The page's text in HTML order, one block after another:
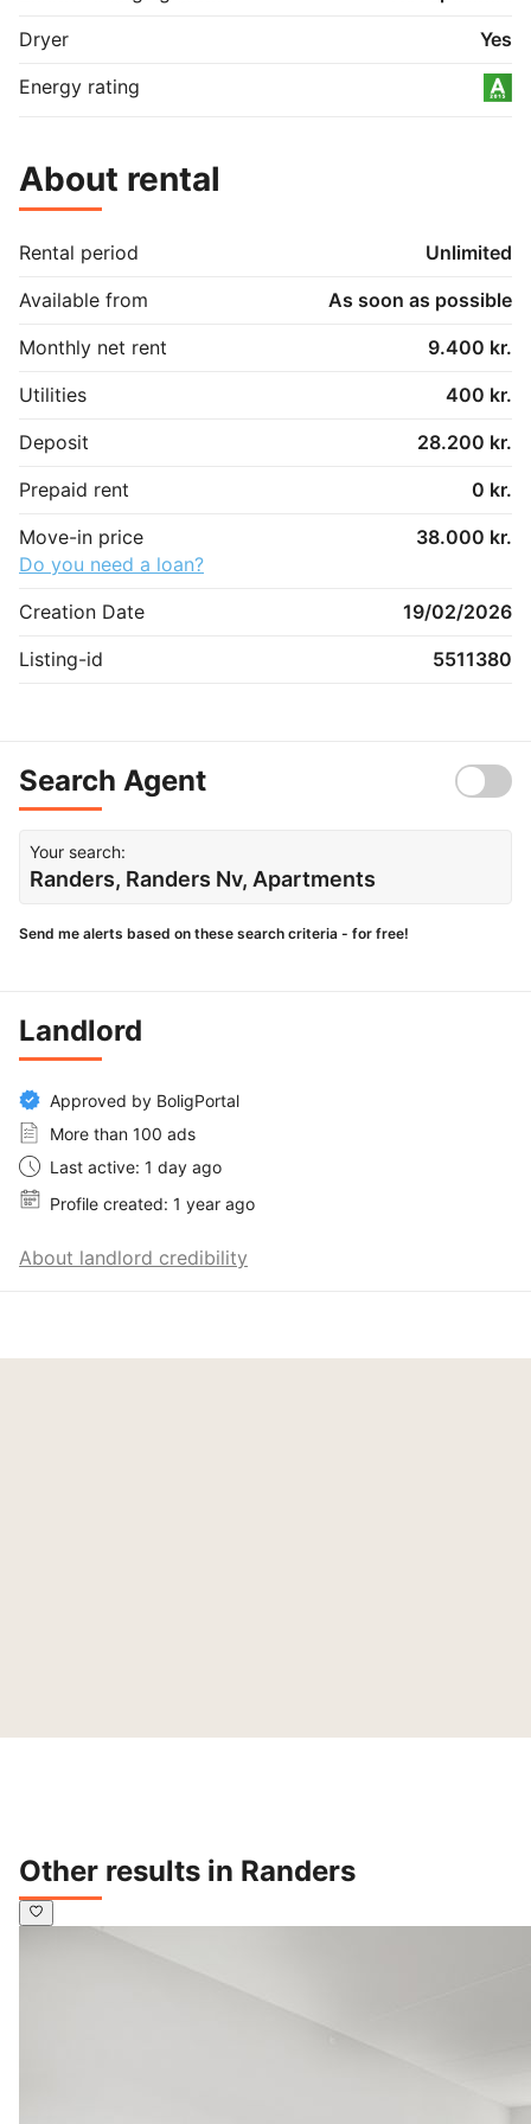
Dryer
Yes
Energy rating
About rental
Rental period
Unlimited
Available from
As soon as possible
Monthly net rent
9.400 kr.
Utilities
400 kr.
Deposit
28.200 kr.
Prepaid rent
0 kr.
Move-in price
38.000 kr.
Do you need a loan?
Creation Date
19/02/2026
Listing-id
5511380
Search Agent
Your search:
Randers, Randers Nv, Apartments
Send me alerts based on these search criteria - for free!
Landlord
Approved by BoligPortal
More than 100 ads
Last active: 1 day ago
Profile created: 1 year ago
About landlord credibility
Other results in Randers